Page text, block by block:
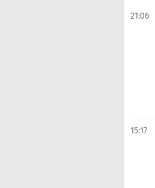
21:06
15:17